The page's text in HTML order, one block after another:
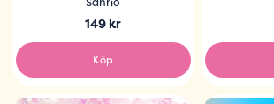
149 kr
Köp